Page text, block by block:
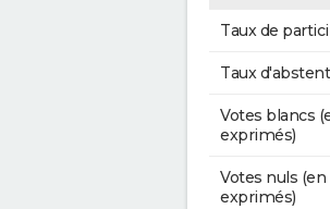
Taux de
Taux
Votes blancs
exprimés)
Votes nuls
exprimés)